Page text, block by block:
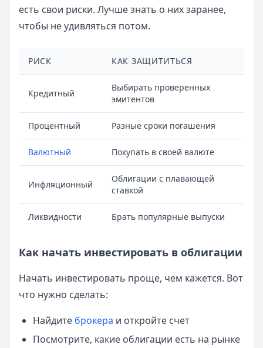
есть свои риски. Лучше знать о них заранее,
чтобы не удивляться потом.
РИСК КАК ЗАЩИТИТЬСЯ
Кредитный
Выбирать проверенных
эмитентов
Процентный Разные сроки погашения
Валютный Покупать в своей валюте
Инфляционный
Облигации с плавающей
ставкой
Ликвидности Брать популярные выпуски
Как начать инвестировать в облигации
Начать инвестировать проще, чем кажется. Вот
что нужно сделать:
Найдите брокера и откройте счет
Посмотрите, какие облигации есть на рынке